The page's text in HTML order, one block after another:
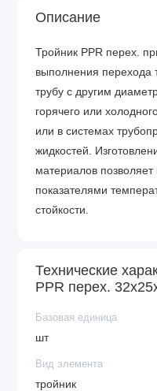
Описание
Тройник PPR перех.
выполнения
трубу с другим
горячего или
или в системах
жидкостей.
материалов
показателями
стойкости.
Технические
PPR перех.
Базовая единица
шт
Вид элемента
тройник